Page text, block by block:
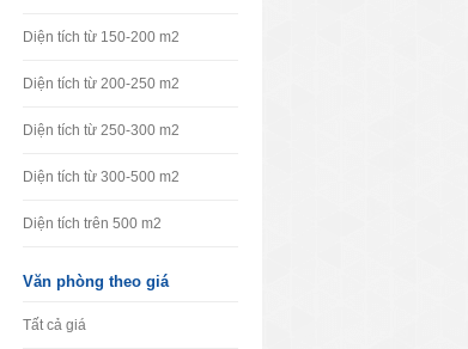
Diện tích từ 150-200 m2
Diện tích từ 200-250 m2
Diện tích từ 250-300 m2
Diện tích từ 300-500 m2
Diện tích trên 500 m2
Văn phòng theo giá
Tất cả giá